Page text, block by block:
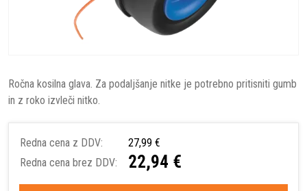
Ročna kosilna glava. Za podaljšanje nitke je potrebno pritisniti gumb
in z roko izvleči nitko.
Redna cena z DDV:
27,99 €
Redna cena brez DDV:
22,94 €